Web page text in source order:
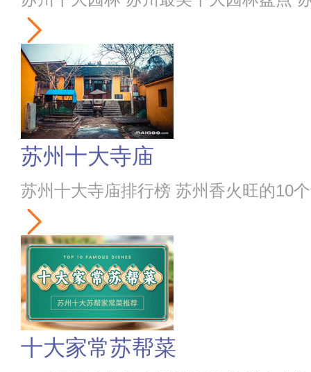
苏州十大寺庙
苏州十大寺庙排行榜 苏州香火旺的10
十大家常苏帮菜